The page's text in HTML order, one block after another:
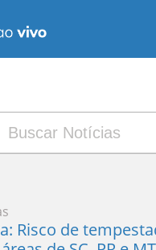
Risco de